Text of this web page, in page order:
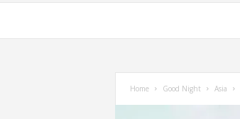
Home Good Night Asia